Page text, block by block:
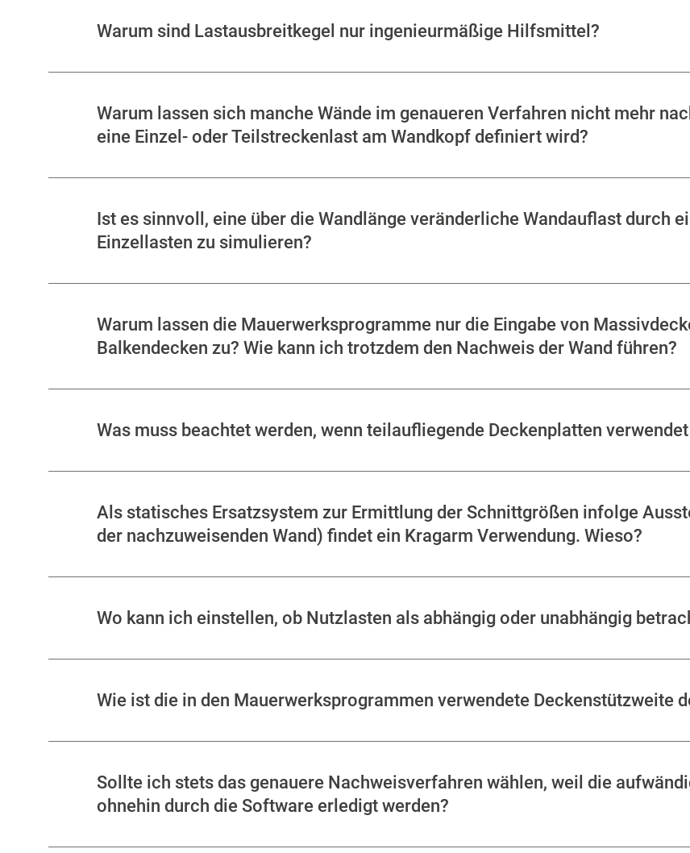
Warum sind Lastausbreitkegel nur ingenieurmäßige Hilfsmittel?
Warum lassen sich manche Wände im genaueren Verfahren nicht mehr
eine Einzel- oder Teilstreckenlast am Wandkopf definiert wird?
Ist es sinnvoll, eine über die Wandlänge veränderliche Wandauflast durch
Einzellasten zu simulieren?
Warum lassen die Mauerwerksprogramme nur die Eingabe von
Balkendecken zu? Wie kann ich trotzdem den Nachweis der Wand führen?
Was muss beachtet werden, wenn teilaufliegende Deckenplatten
Als statisches Ersatzsystem zur Ermittlung der Schnittgrößen infolge
der nachzuweisenden Wand) findet ein Kragarm Verwendung. Wieso?
Wo kann ich einstellen, ob Nutzlasten als abhängig oder unabhängig
Wie ist die in den Mauerwerksprogrammen verwendete Deckenstützweite
Sollte ich stets das genauere Nachweisverfahren wählen, weil die
ohnehin durch die Software erledigt werden?